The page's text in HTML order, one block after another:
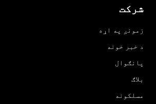
شرکت
زمونږ په اړه
د خبر خونه
پانګوال
بلاګ
مسلکونه